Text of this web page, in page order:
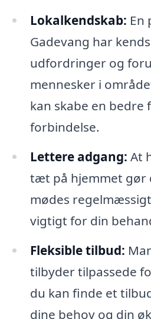
Lokalkendskab: En
Gadevang har
udfordringer og
mennesker i
kan skabe en bedre
forbindelse.
Lettere adgang: At
tæt på hjemmet gør
mødes
vigtigt for din
Fleksible tilbud:
tilbyder tilpassede
du kan finde et
dine behov og din